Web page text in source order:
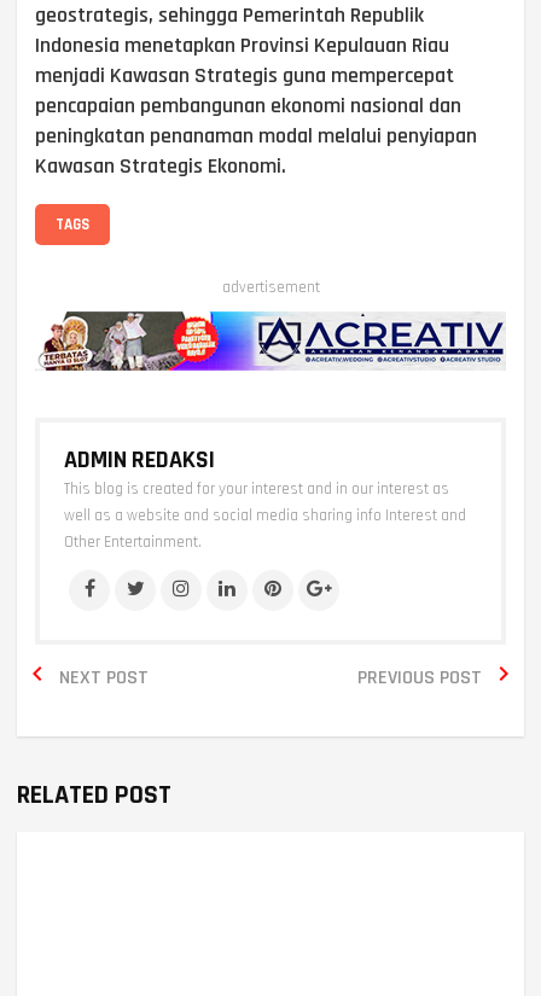
geostrategis, sehingga Pemerintah Republik
Indonesia menetapkan Provinsi Kepulauan Riau
menjadi Kawasan Strategis guna mempercepat
pencapaian pembangunan ekonomi nasional dan
peningkatan penanaman modal melalui penyiapan
Kawasan Strategis Ekonomi.
TAGS
advertisement
ADMIN REDAKSI
This blog is created for your interest and in our interest as
well as a website and social media sharing info Interest and
Other Entertainment.
NEXT POST
 PREVIOUS POST 
RELATED POST